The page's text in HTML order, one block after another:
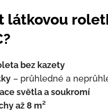
látkovou
bez kazety
– průhledné a
světla a soukromí
až 8 m²